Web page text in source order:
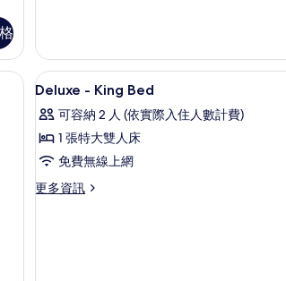
露
台,
泳
池
景
觀
的
張
單
人
床,
露
泳
池
觀
客房內保險箱、書桌
顯
示
Deluxe
-
King
Bed
Select
3
Deluxe - King Bed
可容納 2 人 (依實際入住人數計費)
1 張特大雙人床
免費無線上網
更多資訊
更